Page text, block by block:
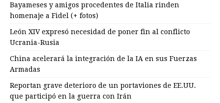
Bayameses y amigos procedentes de Italia rinden
homenaje a Fidel (+ fotos)
León XIV expresó necesidad de poner fin al conflicto
Ucrania-Rusia
China acelerará la integración de la IA en sus Fuerzas
Armadas
Reportan grave deterioro de un portaviones de EE.UU.
que participó en la guerra con Irán